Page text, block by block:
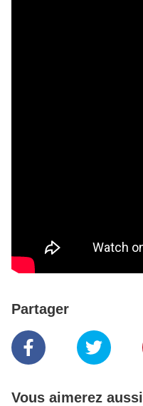
Partager
Vous aimerez aussi